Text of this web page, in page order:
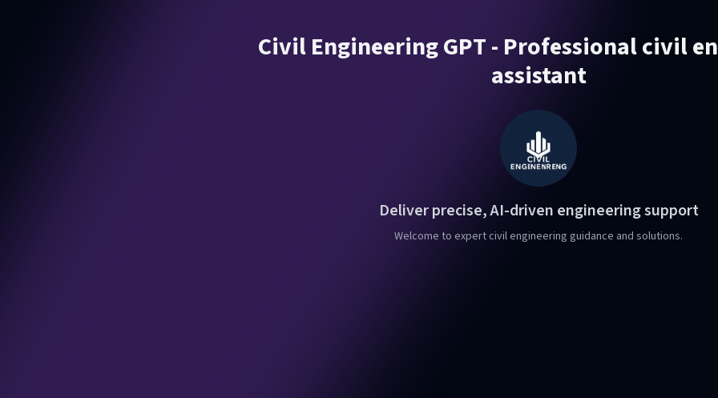
Civil Engineering GPT - Professional civil
assistant
Deliver precise, AI-driven engineering support
Welcome to expert civil engineering guidance and solutions.